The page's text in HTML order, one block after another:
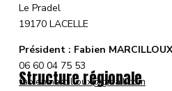
Le Pradel
19170 LACELLE
Président : Fabien MARCILLOUX
06 60 04 75 53
fabienmarcilloux@gmail.com
Structure régionale